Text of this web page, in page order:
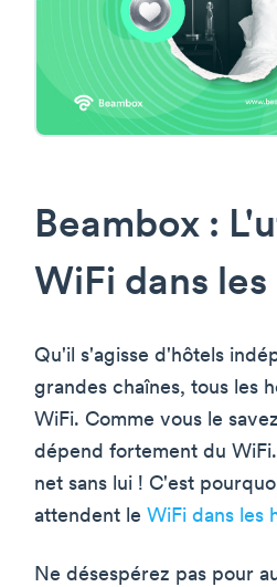
Beambox :
WiFi dans
Qu'il s'agisse d'hôtels
grandes chaînes, tous les
WiFi. Comme vous le
dépend fortement du
net sans lui ! C'est
attendent le WiFi dans les
Ne désespérez pas pour